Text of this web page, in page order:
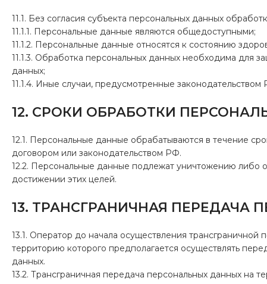
11.1. Без согласия субъекта персональных данных
11.1.1. Персональные данные являются общедоступными;
11.1.2. Персональные данные относятся к состоянию
11.1.3. Обработка персональных данных необходима для
данных;
11.1.4. Иные случаи, предусмотренные законодательством
12. СРОКИ ОБРАБОТКИ
12.1. Персональные данные обрабатываются в течение
договором или законодательством РФ.
12.2. Персональные данные подлежат уничтожению либо
достижении этих целей.
13. ТРАНСГРАНИЧНАЯ
13.1. Оператор до начала осуществления
территорию которого предполагается осуществлять
данных.
13.2. Трансграничная передача персональных данных на